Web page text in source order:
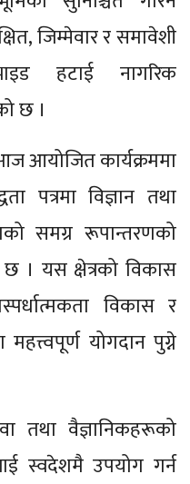
जिम्मेवार र समावेशी
हटाई नागरिक
छ ।
आज आयोजित कार्यक्रममा
पत्रमा विज्ञान तथा
समग्र रूपान्तरणको
। यस क्षेत्रको विकास
विकास र
महत्त्वपूर्ण योगदान पुग्ने
तथा वैज्ञानिकहरूको
स्वदेशमै उपयोग गर्न